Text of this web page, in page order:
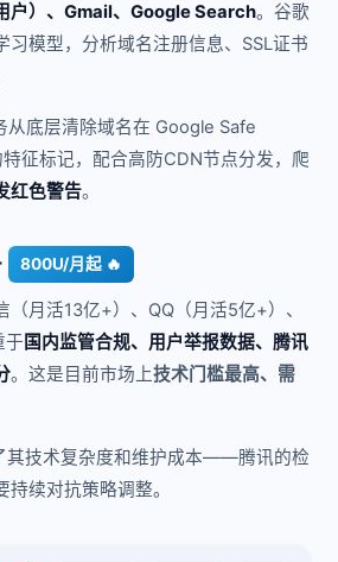
户）、Gmail、Google Search。谷歌
习模型，分析域名注册信息、SSL证书
从底层清除域名在 Google Safe
征标记，配合高防CDN节点分发，爬
红色警告。
800U/月起 🔥
（月活13亿+）、QQ（月活5亿+）、
于 国内监管合规、用户举报数据、腾讯
。这是目前市场上技术门槛最高、需
其技术复杂度和维护成本——腾讯的检
续对抗策略调整。